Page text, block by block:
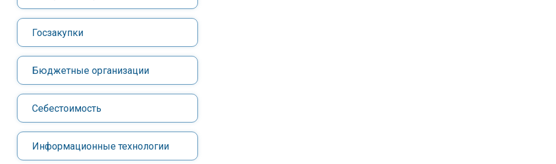
Госзакупки
Бюджетные организации
Себестоимость
Информационные технологии